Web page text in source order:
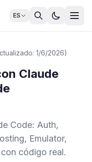
ES
1/6/2026)
Claude
Code: Auth,
Emulator,
código real.